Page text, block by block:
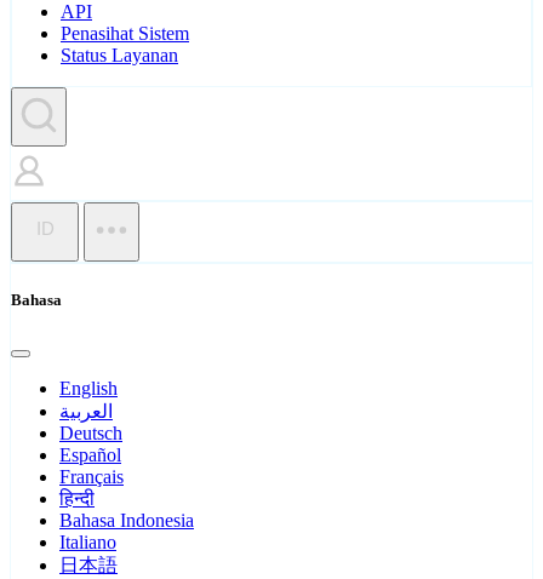
API
Penasihat Sistem
Status Layanan
ID
Bahasa
English
العربية
Deutsch
Español
Français
हिन्दी
Bahasa Indonesia
Italiano
日本語